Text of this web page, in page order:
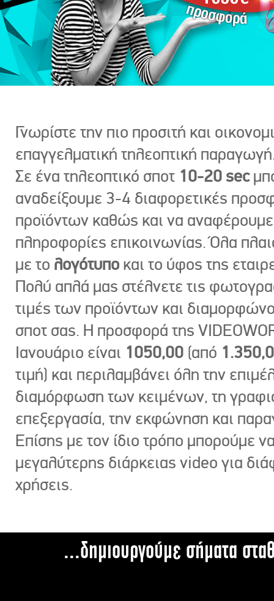
Γνωρίστε την πιο προσιτή και
επαγγελματική τηλεοπτική
Σε ένα τηλεοπτικό σποτ 10-20 sec
αναδείξουμε 3-4 διαφορετικές
προϊόντων καθώς και να
πληροφορίες επικοινωνίας. Όλα
με το λογότυπο και το ύφος της
Πολύ απλά μας στέλνετε τις
τιμές των προϊόντων και
σποτ σας. Η προσφορά της
Ιανουάριο είναι 1050,00 (από
τιμή) και περιλαμβάνει όλη την
διαμόρφωση των κειμένων, τη
επεξεργασία, την εκφώνηση και
Επίσης με τον ίδιο τρόπο μπορούμε
μεγαλύτερης διάρκειας video για
χρήσεις.
...δημιουργούμε σήματα